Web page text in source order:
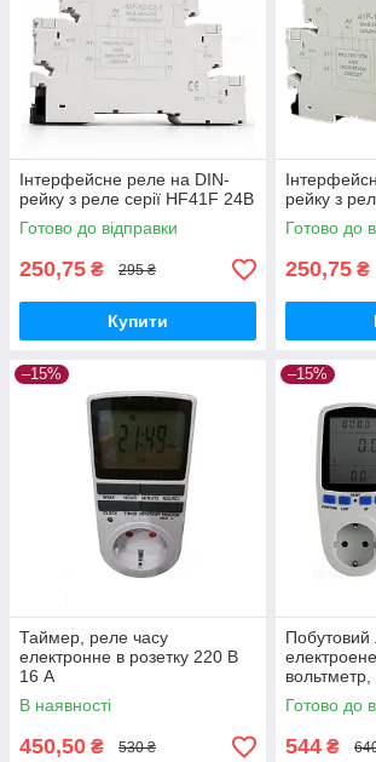
Інтерфейсне реле на DIN-
рейку з реле серії HF41F 24В
Готово до відправки
250,75 ₴ 295 ₴
Купити
рейку з
Готово до
250,75 ₴
–15%
Таймер, реле часу
електронне в розетку 220 В
16 А
В наявності
450,50 ₴ 530 ₴
–15%
Побутовий
Готово до
544 ₴